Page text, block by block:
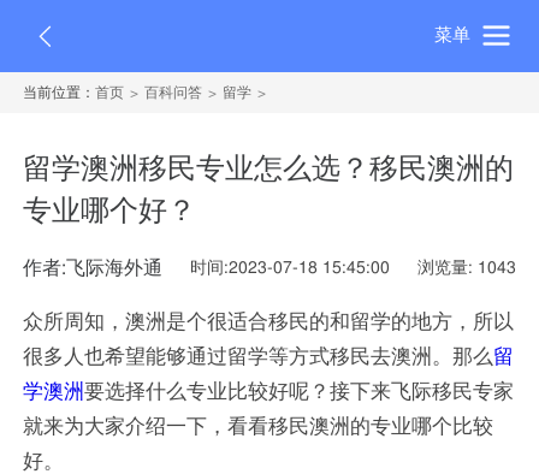
菜单
当前位置：首页 百科问答 留学
留学澳洲移民专业怎么选？移民澳洲的
专业哪个好？
作者:飞际海外通 时间:2023-07-18 15:45:00 浏览量: 1043
众所周知，澳洲是个很适合移民的和留学的地方，所以
很多人也希望能够通过留学等方式移民去澳洲。那么留
学澳洲要选择什么专业比较好呢？接下来飞际移民专家
就来为大家介绍一下，看看移民澳洲的专业哪个比较
好。